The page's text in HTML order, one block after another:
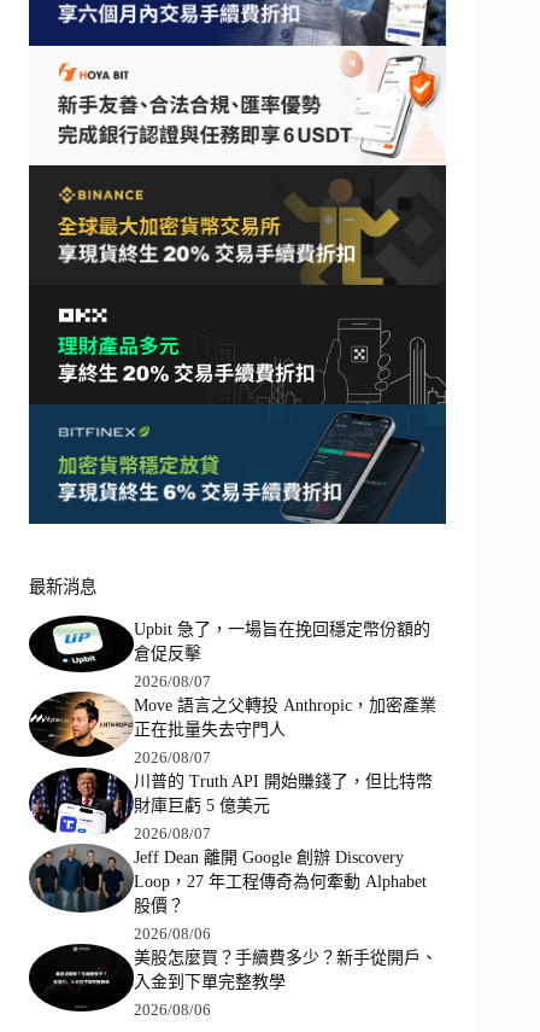
最新消息
Upbit 急了，一場旨在挽回穩定幣份額的
倉促反擊
2026/08/07
Move 語言之父轉投 Anthropic，加密產業
正在批量失去守門人
2026/08/07
川普的 Truth API 開始賺錢了，但比特幣
財庫巨虧 5 億美元
2026/08/07
Jeff Dean 離開 Google 創辦 Discovery
Loop，27 年工程傳奇為何牽動 Alphabet
股價？
2026/08/06
美股怎麼買？手續費多少？新手從開戶、
入金到下單完整教學
2026/08/06